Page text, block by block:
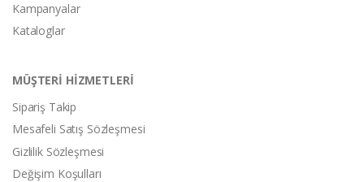
Kampanyalar
Kataloglar
MÜŞTERİ HİZMETLERİ
Sipariş Takip
Mesafeli Satış Sözleşmesi
Gizlilik Sözleşmesi
Değişim Koşulları